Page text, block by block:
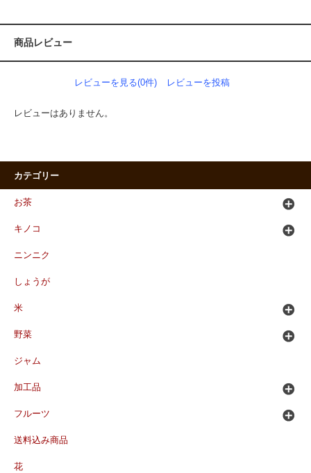
商品レビュー
レビューを見る(0件) レビューを投稿
レビューはありません。
カテゴリー
お茶
キノコ
ニンニク
しょうが
米
野菜
ジャム
加工品
フルーツ
送料込み商品
花